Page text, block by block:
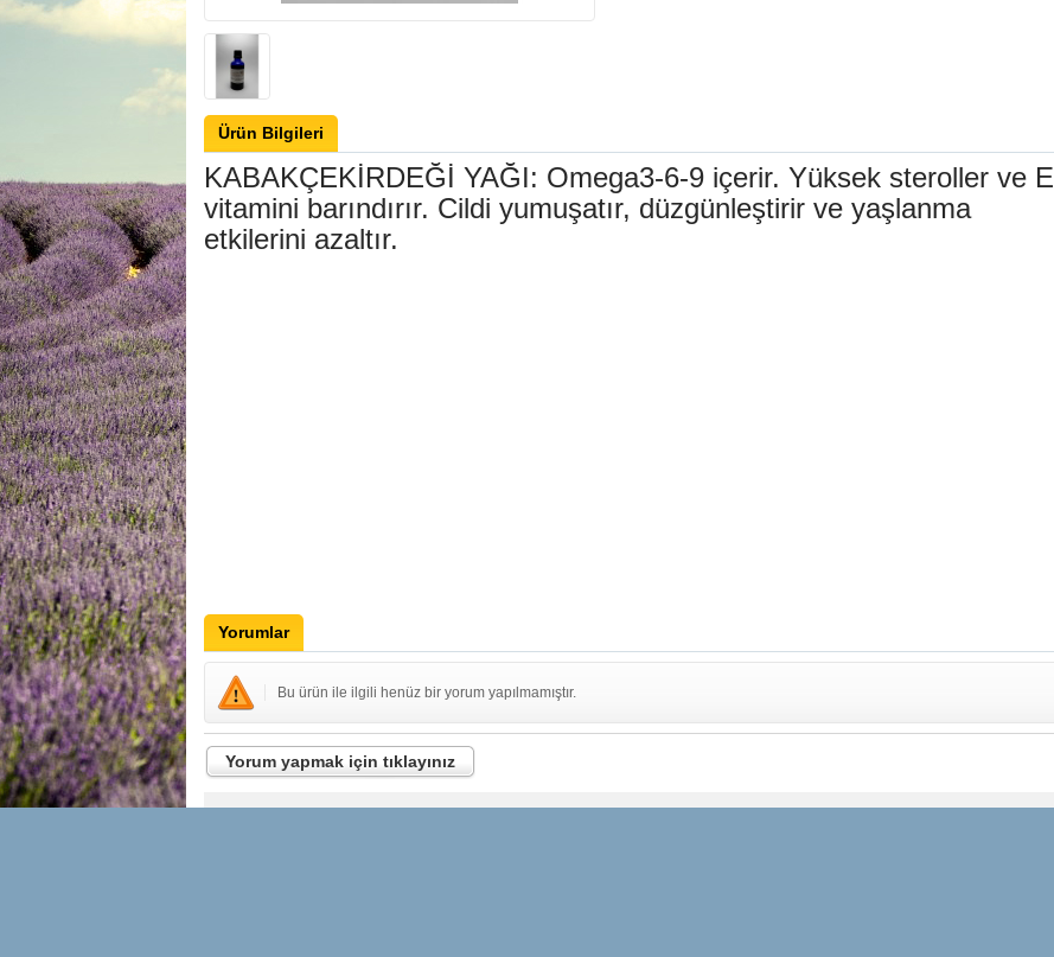
Ürün Bilgileri
KABAKÇEKİRDEĞİ YAĞI: Omega3-6-9 içerir. Yüksek steroller ve E
vitamini barındırır. Cildi yumuşatır, düzgünleştirir ve yaşlanma
etkilerini azaltır.
Yorumlar
Bu ürün ile ilgili henüz bir yorum yapılmamıştır.
Yorum yapmak için tıklayınız